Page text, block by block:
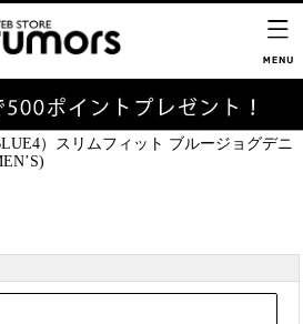
）スリムフィット ブルージョグデニ